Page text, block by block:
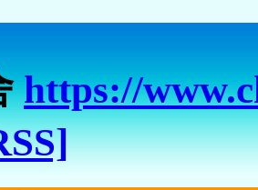
https://